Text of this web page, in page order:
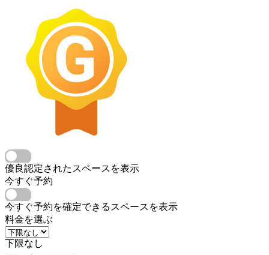
優良認定されたスペースを表示
今すぐ予約
今すぐ予約を確定できるスペースを表示
料金を選ぶ
下限なし